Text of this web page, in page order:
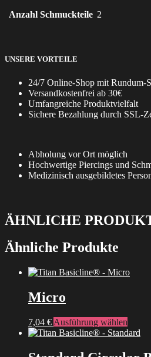
Anzahl Schmuckteile 2
UNSERE VORTEILE
24/7 Online-Shop mit Rundum-
Versandkostenfrei ab 30€
Umfangreiche Produktvielfalt
Sichere Bezahlung durch SSL-
Abholung vor Ort möglich
Hochwertige Piercings und
Medizinisch ausgebildetes
ÄHNLICHE
Ähnliche Produkte
Micro
7,04 € Ausführung wählen
Produkt